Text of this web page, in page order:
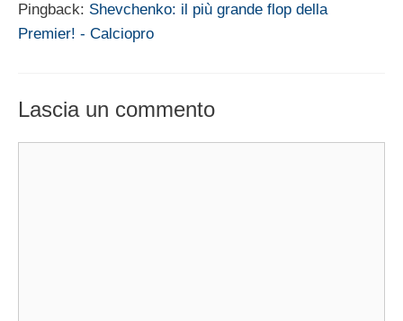
Pingback: Shevchenko: il più grande flop della
Premier! - Calciopro
Lascia un commento